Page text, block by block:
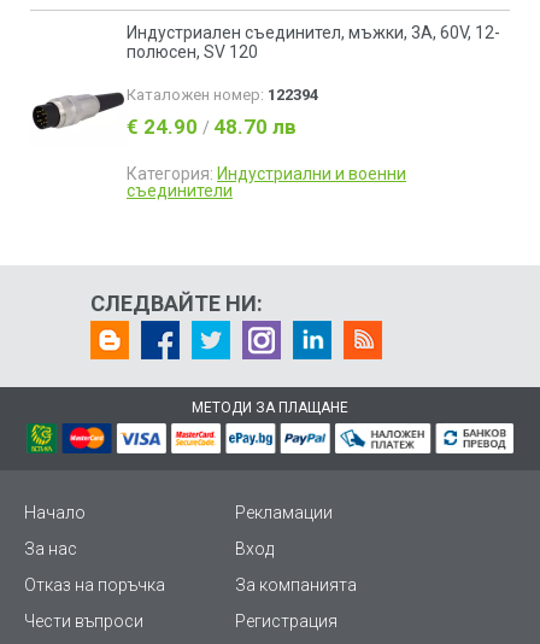
Индустриален съединител, мъжки, 3A, 60V, 12-
полюсен, SV 120
Каталожен номер: 122394
€ 24.90 / 48.70 лв
Категория: Индустриални и военни
съединители
СЛЕДВАЙТЕ НИ:
МЕТОДИ ЗА ПЛАЩАНЕ
Начало
Рекламации
За нас
Вход
Отказ на поръчка
За компанията
Чести въпроси
Регистрация